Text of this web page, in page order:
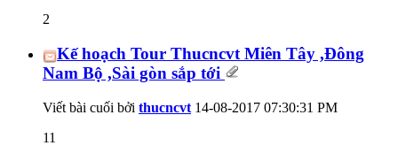
2
Kế hoạch Tour Thucncvt Miên Tây ,Đông
Nam Bộ ,Sài gòn sắp tới
Viết bài cuối bởi thucncvt 14-08-2017 07:30:31 PM
11